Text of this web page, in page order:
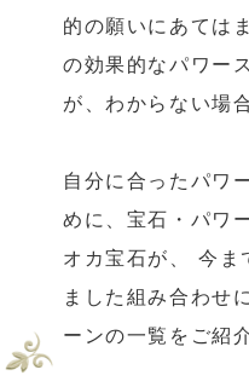
的の願いにあては
の効果的なパワー
が、わからない場
自分に合ったパワ
めに、宝石・パワ
オカ宝石が、
今ま
ました組み合わせ
ーンの一覧をご紹